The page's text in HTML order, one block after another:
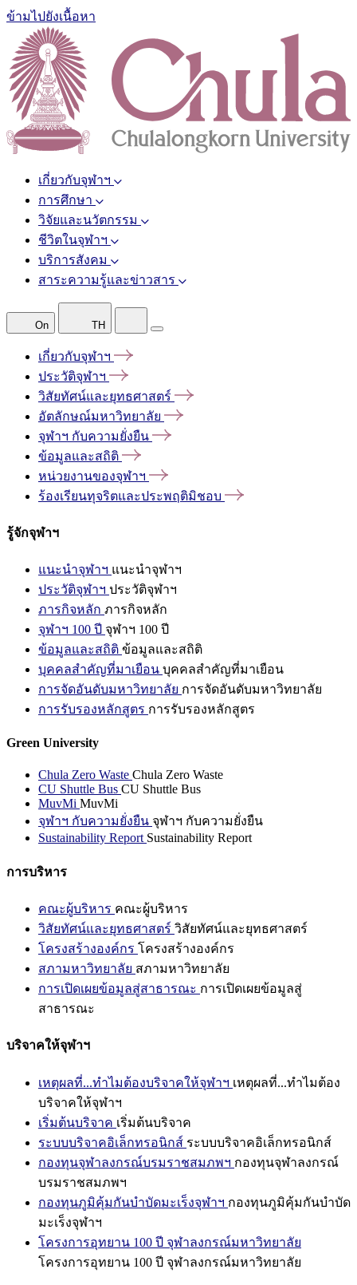
ข้ามไปยังเนื้อหา
เกี่ยวกับจุฬาฯ
การศึกษา
วิจัยและนวัตกรรม
ชีวิตในจุฬาฯ
บริการสังคม
สาระความรู้และข่าวสาร
On TH
เกี่ยวกับจุฬาฯ
ประวัติจุฬาฯ
วิสัยทัศน์และยุทธศาสตร์
อัตลักษณ์มหาวิทยาลัย
จุฬาฯ กับความยั่งยืน
ข้อมูลและสถิติ
หน่วยงานของจุฬาฯ
ร้องเรียนทุจริตและประพฤติมิชอบ
รู้จักจุฬาฯ
แนะนำจุฬาฯ แนะนำจุฬาฯ
ประวัติจุฬาฯ ประวัติจุฬาฯ
ภารกิจหลัก ภารกิจหลัก
จุฬาฯ 100 ปี จุฬาฯ 100 ปี
ข้อมูลและสถิติ ข้อมูลและสถิติ
บุคคลสำคัญที่มาเยือน บุคคลสำคัญที่มาเยือน
การจัดอันดับมหาวิทยาลัย การจัดอันดับมหาวิทยาลัย
การรับรองหลักสูตร การรับรองหลักสูตร
Green University
Chula Zero Waste Chula Zero Waste
CU Shuttle Bus CU Shuttle Bus
MuvMi MuvMi
จุฬาฯ กับความยั่งยืน จุฬาฯ กับความยั่งยืน
Sustainability Report Sustainability Report
การบริหาร
คณะผู้บริหาร คณะผู้บริหาร
วิสัยทัศน์และยุทธศาสตร์ วิสัยทัศน์และยุทธศาสตร์
โครงสร้างองค์กร โครงสร้างองค์กร
สภามหาวิทยาลัย สภามหาวิทยาลัย
การเปิดเผยข้อมูลสู่สาธารณะ การเปิดเผยข้อมูลสู่
สาธารณะ
บริจาคให้จุฬาฯ
เหตุผลที่...ทำไมต้องบริจาคให้จุฬาฯ เหตุผลที่...ทำไมต้อง
บริจาคให้จุฬาฯ
เริ่มต้นบริจาค เริ่มต้นบริจาค
ระบบบริจาคอิเล็กทรอนิกส์ ระบบบริจาคอิเล็กทรอนิกส์
กองทุนจุฬาลงกรณ์บรมราชสมภพฯ กองทุนจุฬาลงกรณ์
บรมราชสมภพฯ
กองทุนภูมิคุ้มกันบำบัดมะเร็งจุฬาฯ กองทุนภูมิคุ้มกันบำบัด
มะเร็งจุฬาฯ
โครงการอุทยาน 100 ปี จุฬาลงกรณ์มหาวิทยาลัย
โครงการอุทยาน 100 ปี จุฬาลงกรณ์มหาวิทยาลัย